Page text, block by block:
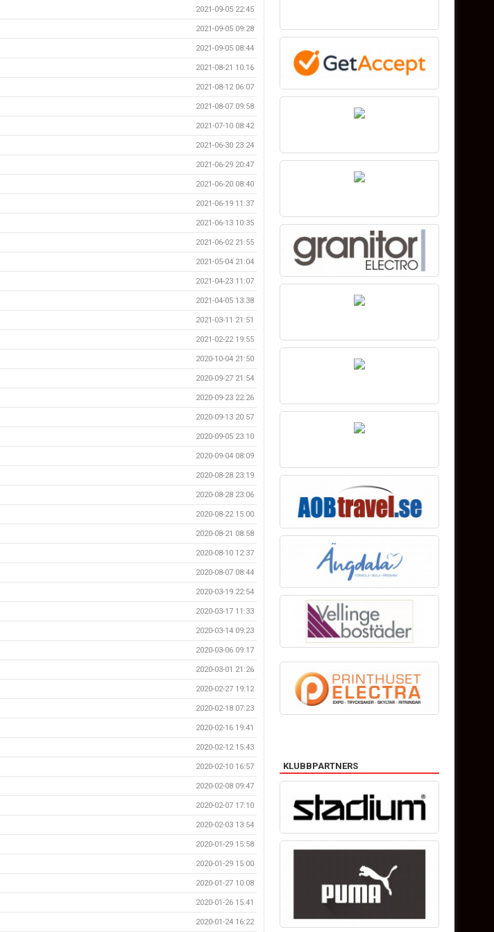
2021-09-05 22:45
2021-09-05 09:28
2021-09-05 08:44
2021-08-21 10:16
2021-08-12 06:07
2021-08-07 09:58
2021-07-10 08:42
2021-06-30 23:24
2021-06-29 20:47
2021-06-20 08:40
2021-06-19 11:37
2021-06-13 10:35
2021-06-02 21:55
2021-05-04 21:04
2021-04-23 11:07
2021-04-05 13:38
2021-03-11 21:51
2021-02-22 19:55
2020-10-04 21:50
2020-09-27 21:54
2020-09-23 22:26
2020-09-13 20:57
2020-09-05 23:10
2020-09-04 08:09
2020-08-28 23:19
2020-08-28 23:06
2020-08-22 15:00
2020-08-21 08:58
2020-08-10 12:37
2020-08-07 08:44
2020-03-19 22:54
2020-03-17 11:33
2020-03-14 09:23
2020-03-06 09:17
2020-03-01 21:26
2020-02-27 19:12
2020-02-18 07:23
2020-02-16 19:41
2020-02-12 15:43
2020-02-10 16:57
2020-02-08 09:47
2020-02-07 17:10
2020-02-03 13:54
2020-01-29 15:58
2020-01-29 15:00
2020-01-27 10:08
2020-01-26 15:41
2020-01-24 16:22
KLUBBPARTNERS